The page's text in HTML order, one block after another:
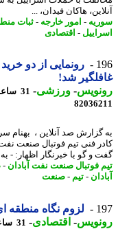
هاکان فیدان، ...
- امور خارجه-ثبات منطقه-
-اقتصادی
رونمایی از دو خرید
شد!
-ورزشی-31 ساعت پیش - پنجشنبه 15 مرداد 1405، 15:13
صد آنلاین ، بهنام سراج
فنی تیم فوتبال صنعت نفت به
و گو با خبرنگار اظهار: - به
فوتبال صنعت نفت آبادان-
- تیم -صنعت
لزوم نگاه منطقه ای
-اقتصادی-31 ساعت پیش - پنجشنبه 15 مرداد 1405، 15:13